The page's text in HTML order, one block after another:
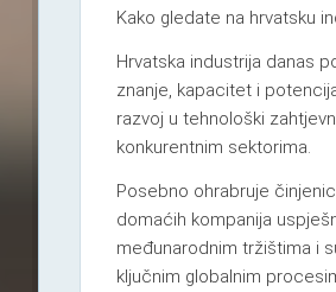
Kako gledate na hrvatsku
Hrvatska industrija danas
znanje, kapacitet i
razvoj u tehnološki
konkurentnim sektorima.
Posebno ohrabruje
domaćih kompanija
međunarodnim tržištima i
ključnim globalnim